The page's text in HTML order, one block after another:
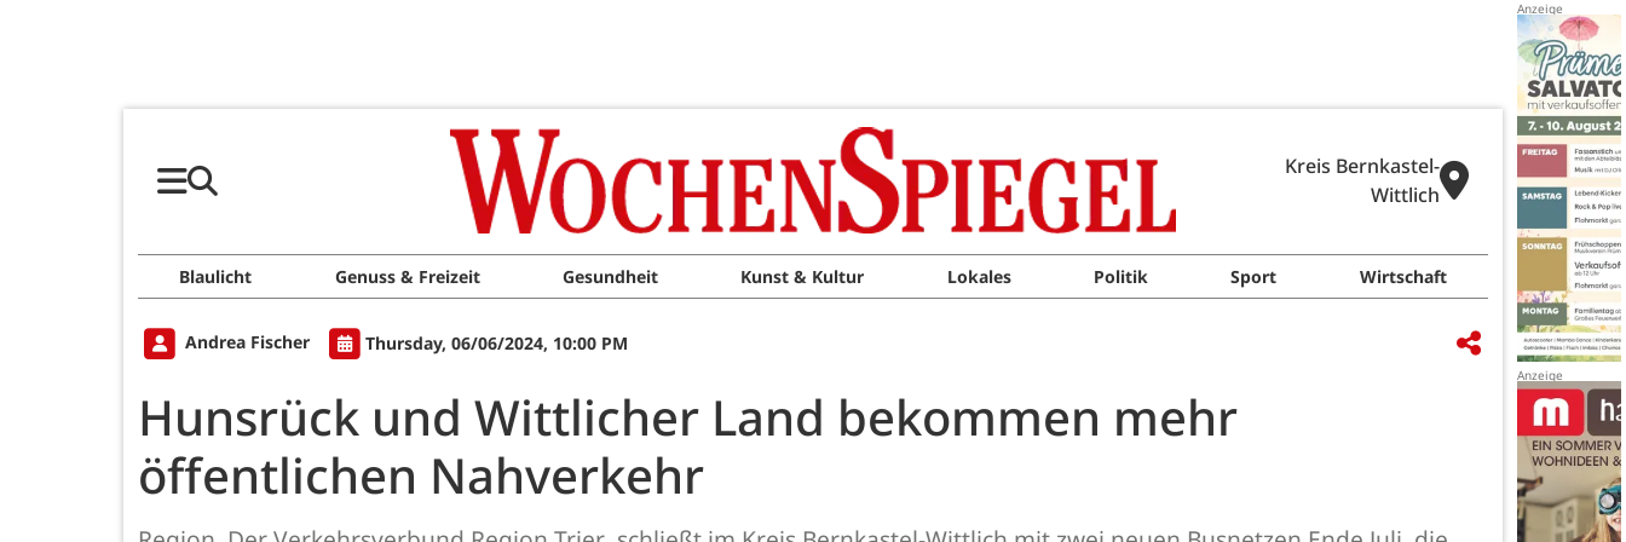
Kreis Bernkastel-
Wittlich
Blaulicht Genuss & Freizeit Gesundheit Kunst & Kultur Lokales Politik Sport Wirtschaft
Andrea Fischer Thursday, 06/06/2024, 10:00 PM
Hunsrück und Wittlicher Land bekommen mehr
öffentlichen Nahverkehr